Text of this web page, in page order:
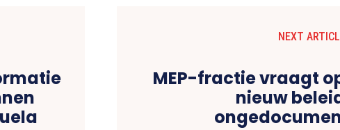
NEXT
MEP-fractie vraagt
nieuw